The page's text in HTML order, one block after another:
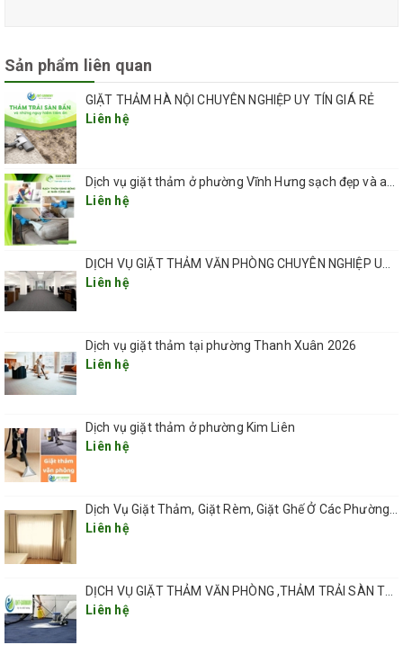
– Bước 6: Tiến hành làm khô bằng quạt thổi chuyên dụng,
tránh mùi hôi do ẩm ướt kéo dài gây ra.
– Bước 7: Thao tác lại bước 4, 5, 6 với các vết bẩn cứng
đầu.
– Bước 8: Cuối cùng, di chuyển thảm đã được làm sạch và
khô hoàn toàn, di chuyển thảm về nơi đặt ban đầu.
Sản phẩm liên quan
GIẶT THẢM HÀ NỘI CHUYÊN NGHIỆP UY TÍN GIÁ RẺ
Liên hệ
Liên hệ
Liên hệ
Dịch vụ giặt thảm tại phường Thanh Xuân 2026
Liên hệ
Dịch vụ giặt thảm ở phường Kim Liên
Liên hệ
Liên hệ
Liên hệ